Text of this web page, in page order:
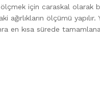
ölçmek için caraskal olarak
ölçümü yapılır.
en kısa sürede